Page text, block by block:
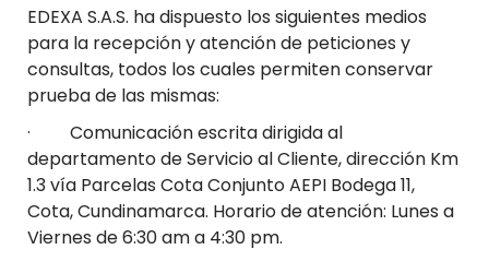
EDEXA S.A.S. ha dispuesto los siguientes medios
para la recepción y atención de peticiones y
consultas, todos los cuales permiten conservar
prueba de las mismas:
· Comunicación escrita dirigida al
departamento de Servicio al Cliente, dirección Km
1.3 vía Parcelas Cota Conjunto AEPI Bodega 11,
Cota, Cundinamarca. Horario de atención: Lunes a
Viernes de 6:30 am a 4:30 pm.